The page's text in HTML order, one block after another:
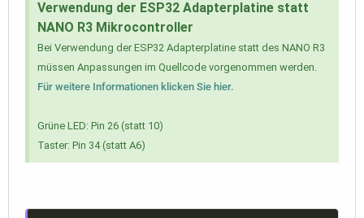
Verwendung der ESP32 Adapterplatine statt
NANO R3 Mikrocontroller
Bei Verwendung der ESP32 Adapterplatine statt des NANO R3
müssen Anpassungen im Quellcode vorgenommen werden.
Für weitere Informationen klicken Sie hier.
Grüne LED: Pin 26 (statt 10)
Taster: Pin 34 (statt A6)